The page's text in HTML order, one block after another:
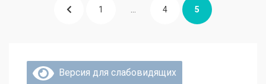
1 4 5
Версия для слабовидящих